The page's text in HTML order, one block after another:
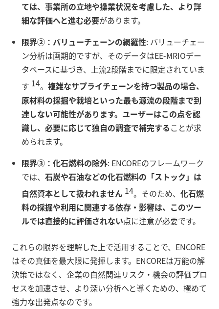
ては、事業所の立地や操業状況を考慮した、より詳
細な評価へと進む必要があります。
限界②：バリューチェーンの網羅性: バリューチェー
ン分析は画期的ですが、そのデータはEE-MRIOデー
タベースに基づき、上流2段階までに限定されていま
す 14。 複雑なサプライチェーンを持つ製品の場合、
原材料の採掘や栽培といった最も源流の段階まで到
達しない可能性があります。ユーザーはこの点を認
識し、必要に応じて独自の調査で補完することが求
められます。
限界③：化石燃料の除外: ENCOREのフレームワーク
では、 石炭や石油などの化石燃料の「ストック」は
自然資本として扱われません 14。そのため、 化石燃
料の採掘や利用に関連する依存・影響は、このツー
ルでは直接的に評価されない点に注意が必要です。
これらの限界を理解した上で活用することで、ENCORE
はその真価を最大限に発揮します。ENCOREは万能の解
決策ではなく、企業の自然関連リスク・機会の評価プロ
セスを加速させ、より深い分析へと導くための、極めて
強力な出発点なのです。